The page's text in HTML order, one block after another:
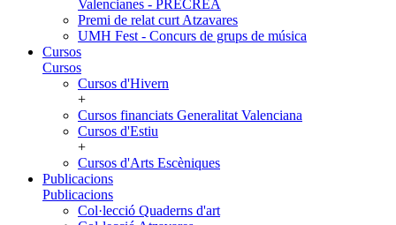
Valencianes - PRECREA
Premi de relat curt Atzavares
UMH Fest - Concurs de grups de música
Cursos
Cursos
Cursos d'Hivern
+
Cursos financiats Generalitat Valenciana
Cursos d'Estiu
+
Cursos d'Arts Escèniques
Publicacions
Publicacions
Col·lecció Quaderns d'art